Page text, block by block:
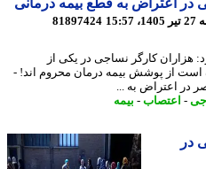
به قطع بیمه درمانی
81897424
کارگر نساجی در یکی از
پوشش بیمه درمان محروم اند! -
به ...
اعتصاب-بیمه